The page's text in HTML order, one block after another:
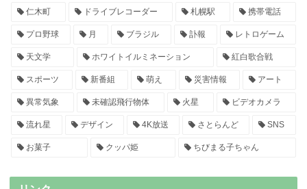
仁木町 ドライブレコーダー 札幌駅 携帯電話
プロ野球 月 ブラジル 訃報 レトロゲーム
天文学 ホワイトイルミネーション 紅白歌合戦
スポーツ 新番組 萌え 災害情報 アート
異常気象 未確認飛行物体 火星 ビデオカメラ
流れ星 デザイン 4K放送 さとらんど SNS
お菓子 クッパ姫 ちびまる子ちゃん